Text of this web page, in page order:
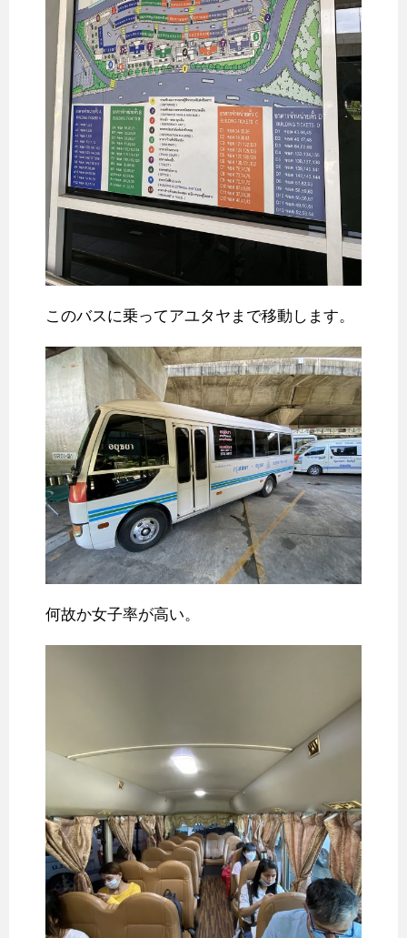
このバスに乗ってアユタヤまで移動します。
何故か女子率が高い。